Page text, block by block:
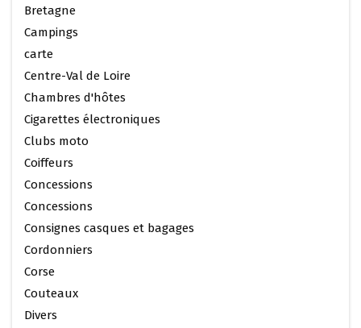
Bretagne
Campings
carte
Centre-Val de Loire
Chambres d'hôtes
Cigarettes électroniques
Clubs moto
Coiffeurs
Concessions
Concessions
Consignes casques et bagages
Cordonniers
Corse
Couteaux
Divers